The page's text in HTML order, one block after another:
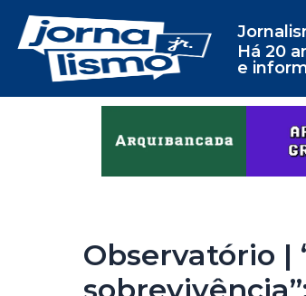
Há 20
e
Observatório |